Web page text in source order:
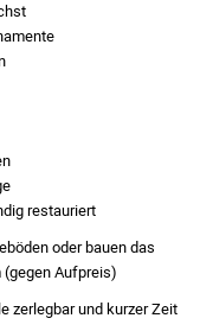
restauriert
oder bauen das
Aufpreis)
zerlegbar und kurzer Zeit